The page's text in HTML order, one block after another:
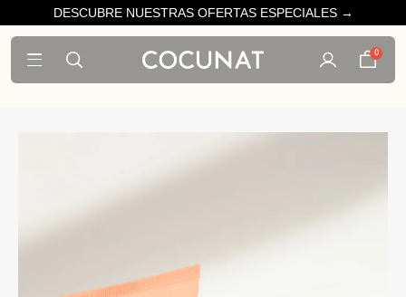
DESCUBRE NUESTRAS OFERTAS ESPECIALES →
0